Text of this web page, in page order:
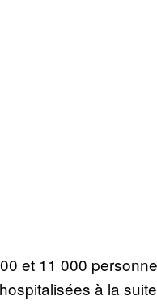
et 11 000
à la